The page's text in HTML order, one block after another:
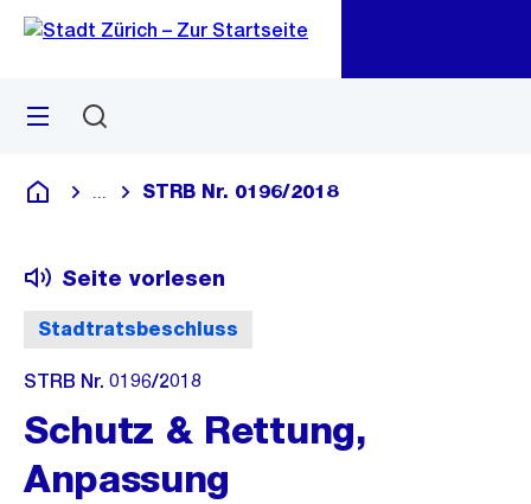
Navigation
Sprunglink
Menü
Deutsch
Blende alle Breadcrumbs ein
STRB Nr. 0196/2018
Stadtratsbeschluss
Seite vorlesen
STRB Nr. 0196/2018
Schutz & Rettung,
Anpassung